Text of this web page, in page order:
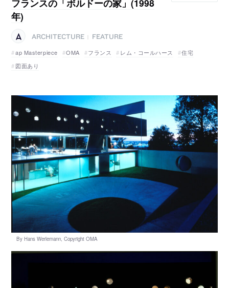
フランスの「ボルドーの家」(1998
年)
ARCHITECTURE
FEATURE
ap Masterpiece
OMA フランス レム・コールハース
住宅
図面あり